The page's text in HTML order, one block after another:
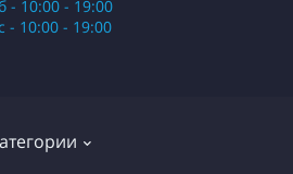
- 10:00 - 19:00
- 10:00 - 19:00